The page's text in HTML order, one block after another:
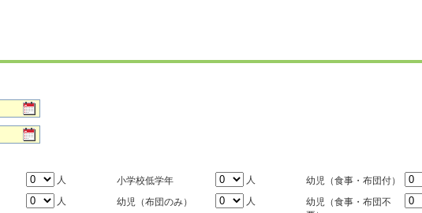
人 小学校低学年 人 幼児（食事・布団付）
人 幼児（布団のみ） 人
幼児（食事・布団不